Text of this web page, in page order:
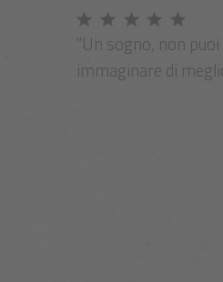
"Un sogno, non puoi
immaginare di